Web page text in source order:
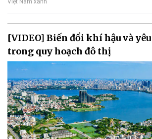
[VIDEO] Biến đổi khí hậu và
trong quy hoạch đô thị